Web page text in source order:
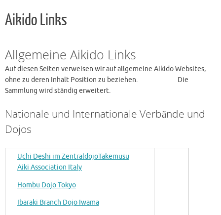
Aikido Links
Allgemeine Aikido Links
Auf diesen Seiten verweisen wir auf allgemeine Aikido Websites,
ohne zu deren Inhalt Position zu beziehen. Die
Sammlung wird ständig erweitert.
Nationale und Internationale Verbände und
Dojos
Uchi Deshi im ZentraldojoTakemusu
Aiki Association Italy
Hombu Dojo Tokyo
Ibaraki Branch Dojo Iwama